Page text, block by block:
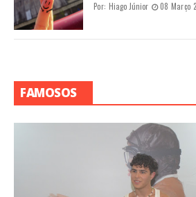
Por: Hiago Júnior 08 Março
FAMOSOS